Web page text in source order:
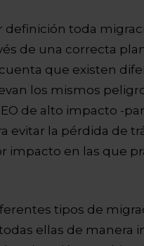
toda
de una correcta
que existen
los mismos
de alto impacto -
evitar la pérdida de
impacto en las que
tipos de
ellas de manera